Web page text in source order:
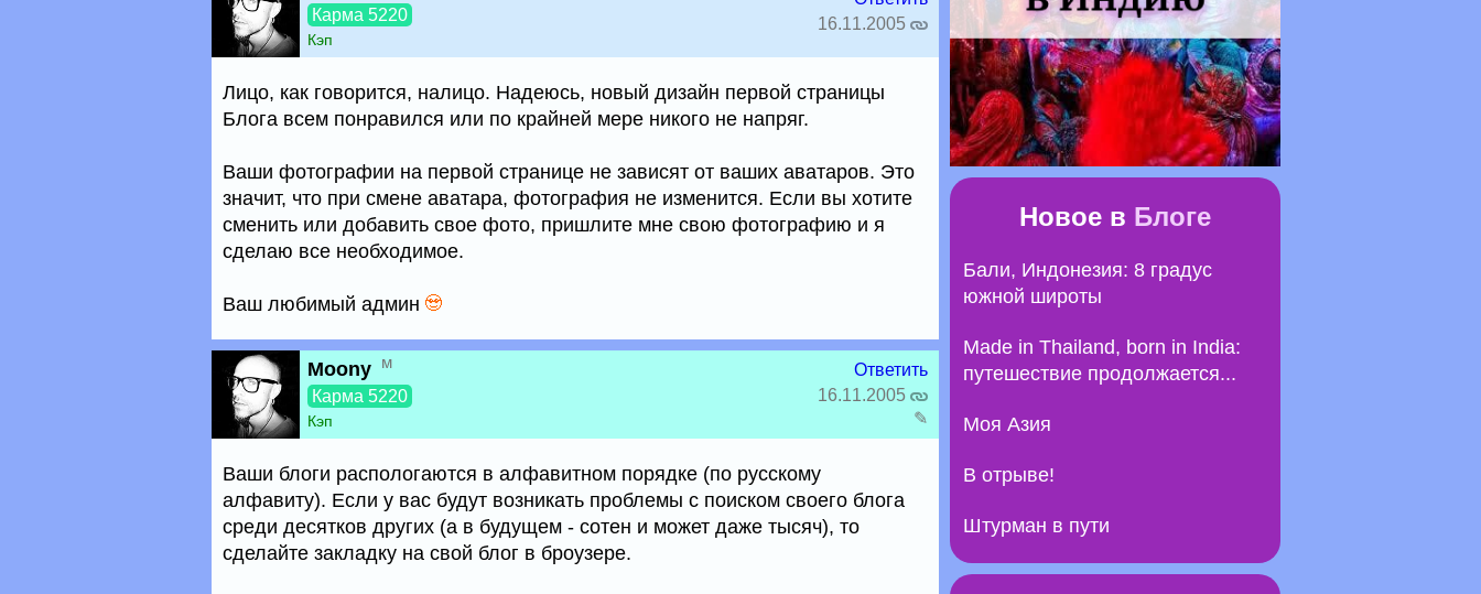
Карма 5220
Кэп
16.11.2005
Лицо, как говорится, налицо. Надеюсь, новый дизайн первой страницы
Блога всем понравился или по крайней мере никого не напряг.
Ваши фотографии на первой странице не зависят от ваших аватаров. Это
значит, что при смене аватара, фотография не изменится. Если вы хотите
сменить или добавить свое фото, пришлите мне свою фотографию и я
сделаю все необходимое.
Ваш любимый админ
Moony м
Карма 5220
Кэп
Ответить
16.11.2005
✎
Ваши блоги распологаются в алфавитном порядке (по русскому
алфавиту). Если у вас будут возникать проблемы с поиском своего блога
среди десятков других (а в будущем - сотен и может даже тысяч), то
сделайте закладку на свой блог в броузере.
Новое в Блоге
Бали, Индонезия: 8 градус
южной широты
Made in Thailand, born in India:
путешествие продолжается...
Моя Азия
В отрыве!
Штурман в пути